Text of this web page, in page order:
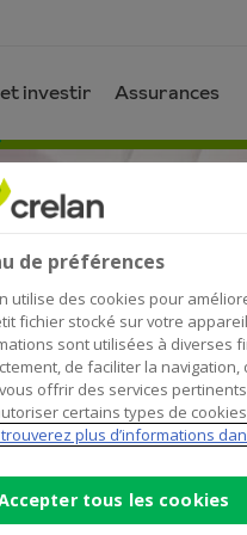
investir Assurances
?
de préférences
utilise des cookies pour
fichier stocké sur votre
sont utilisées à diverses
de faciliter la
offrir des services
certains types de
plus d’informations
tous les cookies